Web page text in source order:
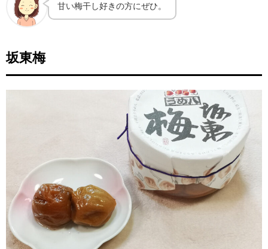
甘い梅干し好きの方にぜひ。
坂東梅